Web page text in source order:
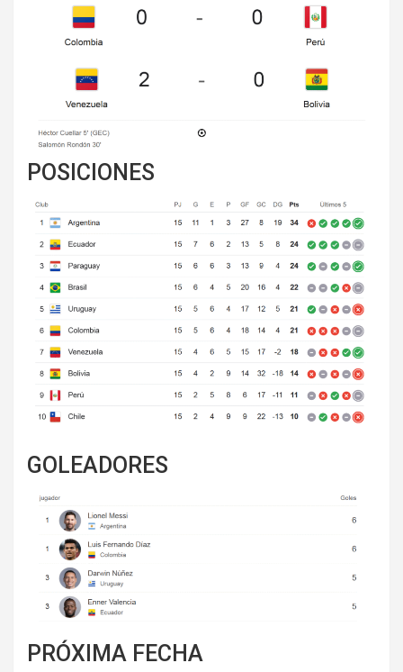
POSICIONES
GOLEADORES
PRÓXIMA FECHA